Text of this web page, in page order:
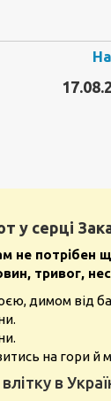
у серці
не потрібен
тривог,
димом від
на гори й
в